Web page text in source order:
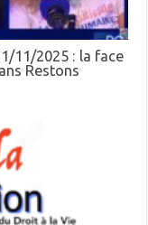
11/2025 : la face
Restons